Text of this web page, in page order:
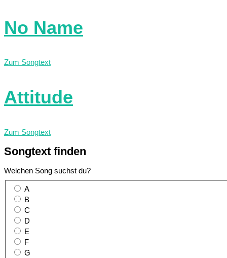
No Name
Zum Songtext
Attitude
Zum Songtext
Songtext finden
Welchen Song suchst du?
A
B
C
D
E
F
G